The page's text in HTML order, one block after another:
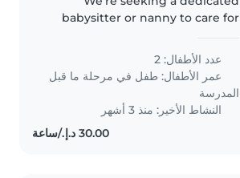
babysitter or nanny to care for
preschoolers. Our kids love to
play and make new friends, so
someone with a friendly and
engaging..
عدد الأطفال: 2
عمر الأطفال: طفل في مرحلة ما قبل
المدرسة
النشاط الأخير: منذ 3 أشهر